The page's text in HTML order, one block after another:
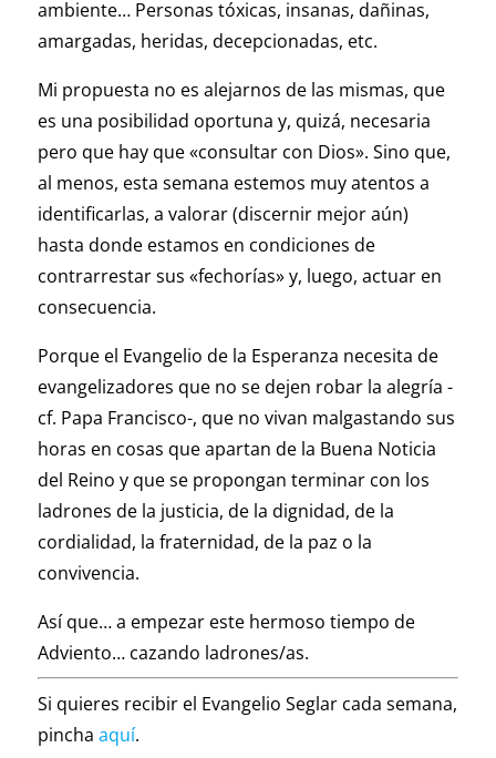
ambiente… Personas tóxicas, insanas, dañinas,
amargadas, heridas, decepcionadas, etc.
Mi propuesta no es alejarnos de las mismas, que
es una posibilidad oportuna y, quizá, necesaria
pero que hay que «consultar con Dios». Sino que,
al menos, esta semana estemos muy atentos a
identificarlas, a valorar (discernir mejor aún)
hasta donde estamos en condiciones de
contrarrestar sus «fechorías» y, luego, actuar en
consecuencia.
Porque el Evangelio de la Esperanza necesita de
evangelizadores que no se dejen robar la alegría -
cf. Papa Francisco-, que no vivan malgastando sus
horas en cosas que apartan de la Buena Noticia
del Reino y que se propongan terminar con los
ladrones de la justicia, de la dignidad, de la
cordialidad, la fraternidad, de la paz o la
convivencia.
Así que… a empezar este hermoso tiempo de
Adviento… cazando ladrones/as.
Si quieres recibir el Evangelio Seglar cada semana,
pincha aquí.